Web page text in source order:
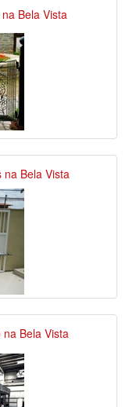
Bela Vista
na Bela Vista
Bela Vista